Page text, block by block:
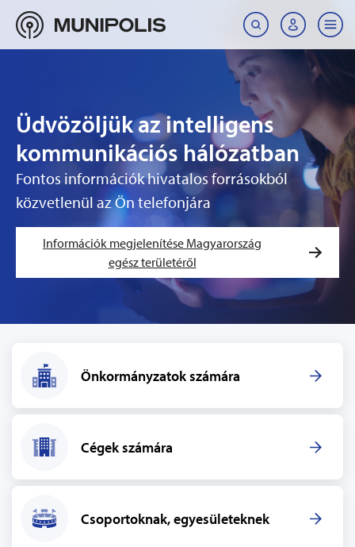
Üdvözöljük az intelligens
kommunikációs hálózatban
Fontos információk hivatalos forrásokból
közvetlenül az Ön telefonjára
Információk megjelenítése Magyarország
egész területéről
Önkormányzatok számára
Cégek számára
Csoportoknak, egyesületeknek